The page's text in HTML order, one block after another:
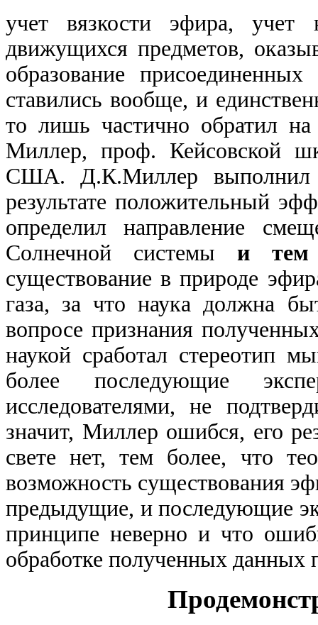
учет вязкости эфира, учет
движущихся предметов,
образование
ставились вообще, и
то лишь частично обратил
Миллер, проф. Кейсовской
США. Д.К.Миллер выполнил
результате положительный
определил направление
Солнечной системы и тем
существование в природе
газа, за что наука должна
вопросе признания
наукой сработал стереотип
более последующие
исследователями, не
значит, Миллер ошибся, его
свете нет, тем более, что
возможность существования
предыдущие, и последующие
принципе неверно и что
обработке полученных данных